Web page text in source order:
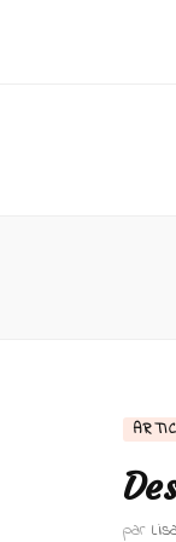
par